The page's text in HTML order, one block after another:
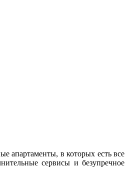
апартаменты, в которых есть все
сервисы и безупречное